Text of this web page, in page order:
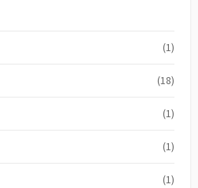
(1)
(18)
(1)
(1)
(1)